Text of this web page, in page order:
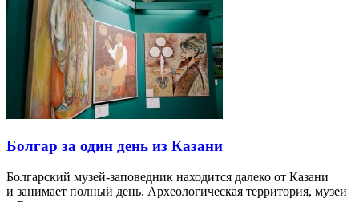
Болгар за один день из Казани
Болгарский музей-заповедник находится далеко от Казани
и занимает полный день. Археологическая территория, музеи